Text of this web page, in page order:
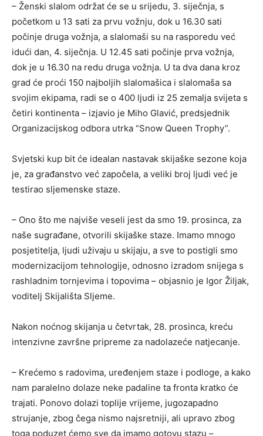
– Ženski slalom održat će se u srijedu, 3. siječnja, s
početkom u 13 sati za prvu vožnju, dok u 16.30 sati
počinje druga vožnja, a slalomaši su na rasporedu već
idući dan, 4. siječnja. U 12.45 sati počinje prva vožnja,
dok je u 16.30 na redu druga vožnja. U ta dva dana kroz
grad će proći 150 najboljih slalomašica i slalomaša sa
svojim ekipama, radi se o 400 ljudi iz 25 zemalja svijeta s
četiri kontinenta – izjavio je Miho Glavić, predsjednik
Organizacijskog odbora utrka “Snow Queen Trophy”.
Svjetski kup bit će idealan nastavak skijaške sezone koja
je, za građanstvo već započela, a veliki broj ljudi već je
testirao sljemenske staze.
– Ono što me najviše veseli jest da smo 19. prosinca, za
naše sugrađane, otvorili skijaške staze. Imamo mnogo
posjetitelja, ljudi uživaju u skijaju, a sve to postigli smo
modernizacijom tehnologije, odnosno izradom snijega s
rashladnim tornjevima i topovima – objasnio je Igor Žiljak,
voditelj Skijališta Sljeme.
Nakon noćnog skijanja u četvrtak, 28. prosinca, kreću
intenzivne završne pripreme za nadolazeće natjecanje.
– Krećemo s radovima, uređenjem staze i podloge, a kako
nam paralelno dolaze neke padaline ta fronta kratko će
trajati. Ponovo dolazi toplije vrijeme, jugozapadno
strujanje, zbog čega nismo najsretniji, ali upravo zbog
toga poduzet ćemo sve da imamo gotovu stazu –